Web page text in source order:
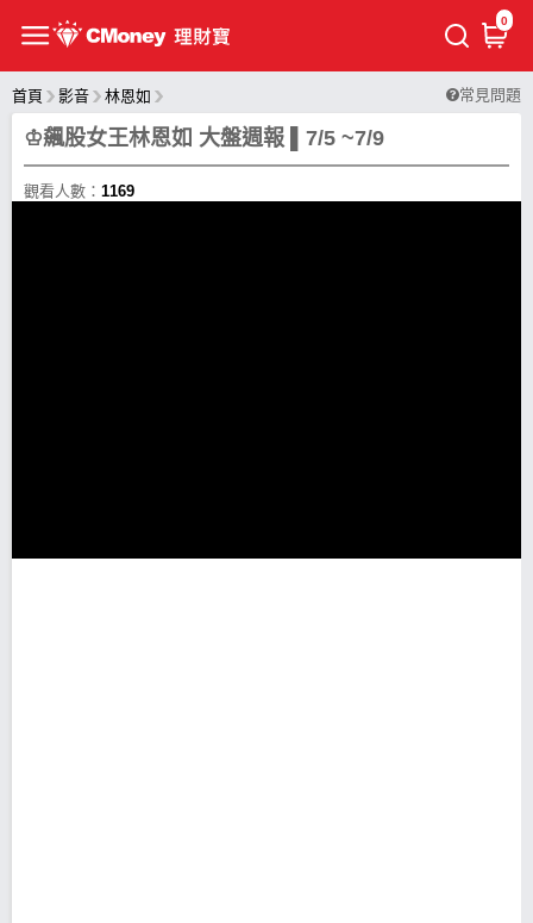
0
首頁 影音 林恩如 常見問題
♔飆股女王林恩如 大盤週報 ▌7/5 ~7/9
觀看人數： 1169